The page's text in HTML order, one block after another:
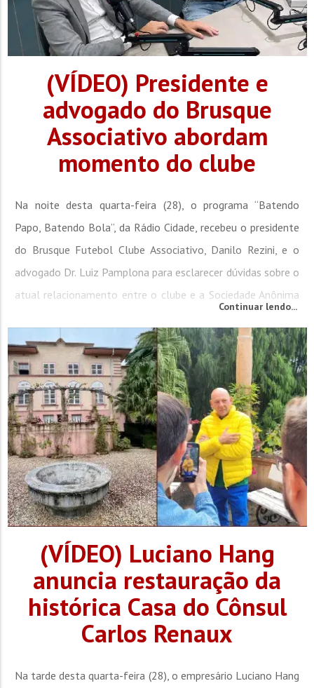
(VÍDEO) Presidente e
advogado do Brusque
Associativo abordam
momento do clube
Na noite desta quarta-feira (28), o programa “Batendo
Papo, Batendo Bola”, da Rádio Cidade, recebeu o presidente
do Brusque Futebol Clube Associativo, Danilo Rezini, e o
advogado Dr. Luiz Pamplona para esclarecer dúvidas sobre o
atual relacionamento entre o clube e a Sociedade Anônima
administrativas que envolvem o elenco e a gestão da
equipe. O principal tema foi a demora na...
Continuar lendo...
(VÍDEO) Luciano Hang
anuncia restauração da
histórica Casa do Cônsul
Carlos Renaux
Na tarde desta quarta-feira (28), o empresário Luciano Hang